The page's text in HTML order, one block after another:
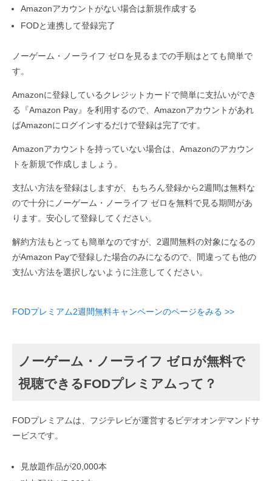
Amazonアカウントがない場合は新規作成する
FODと連携して登録完了
ノーゲーム・ノーライフ ゼロを見るまでの手順はとても簡単で
す。
Amazonに登録しているクレジットカードで簡単に支払いができ
る『Amazon Pay』を利用するので、Amazonアカウントがあれ
ばAmazonにログインするだけで登録は完了です。
Amazonアカウントを持っていない場合は、Amazonのアカウン
トを新規で作成しましょう。
支払い方法を登録はしますが、もちろん登録から2週間は無料な
ので十分にノーゲーム・ノーライフ ゼロを無料で見る期間があ
ります。安心して登録してください。
解約方法もとっても簡単なのですが、2週間無料の対象になるの
がAmazon Payで登録した場合のみになるので、間違っても他の
支払い方法を選択しないように注意してください。
FODプレミアム2週間無料キャンペーンのページをみる >>
ノーゲーム・ノーライフ ゼロが無料で
視聴できるFODプレミアムって？
FODプレミアムは、フジテレビが運営するビデオオンデマンドサ
ービスです。
見放題作品が20,000本